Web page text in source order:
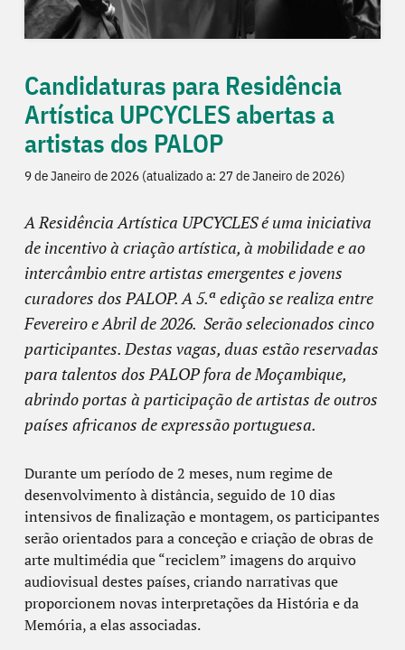
Candidaturas para Residência
Artística UPCYCLES abertas a
artistas dos PALOP
9 de Janeiro de 2026 (atualizado a: 27 de Janeiro de 2026)
A Residência Artística UPCYCLES é uma iniciativa
de incentivo à criação artística, à mobilidade e ao
intercâmbio entre artistas emergentes e jovens
curadores dos PALOP. A 5.ª edição se realiza entre
Fevereiro e Abril de 2026. Serão selecionados cinco
participantes. Destas vagas, duas estão reservadas
para talentos dos PALOP fora de Moçambique,
abrindo portas à participação de artistas de outros
países africanos de expressão portuguesa.
Durante um período de 2 meses, num regime de
desenvolvimento à distância, seguido de 10 dias
intensivos de finalização e montagem, os participantes
serão orientados para a conceção e criação de obras de
arte multimédia que “reciclem” imagens do arquivo
audiovisual destes países, criando narrativas que
proporcionem novas interpretações da História e da
Memória, a elas associadas.